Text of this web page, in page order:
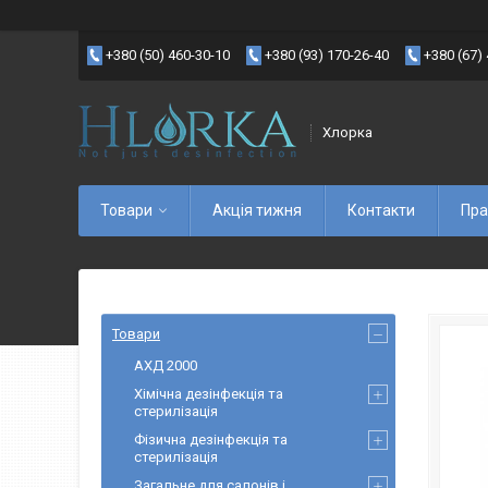
+380 (50) 460-30-10 +380 (93) 170-26-40 +380 (67)
Хлорка
Товари Акція тижня Контакти
Товари
АХД 2000
Хімічна дезінфекція та
стерилізація
Фізична дезінфекція та
стерилізація